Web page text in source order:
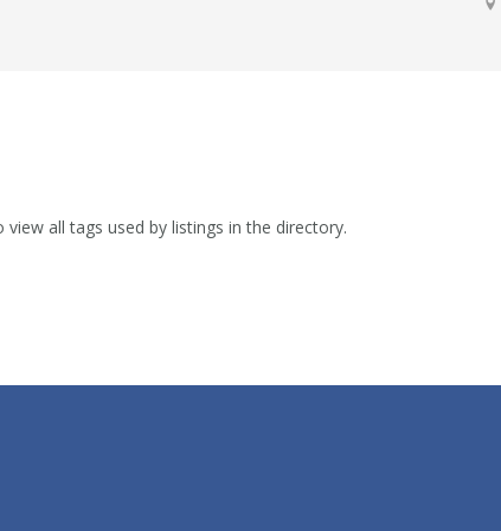
all tags used by listings in the directory.